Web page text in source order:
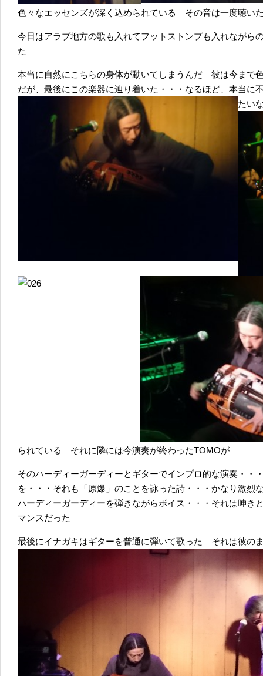
色々なエッセンズが深く込められている その音は一度聴い
今日はアラブ地方の歌も入れてフットストンプも入れなが
た
本当に自然にこちらの身体が動いてしまうんだ 彼は今まで
だが、最後にこの楽器に辿り着いた・・・なるほど、本当に
たい
られている それに隣には今演奏が終わったTOMOが
そのハーディーガーディーとギターでインプロ的な演奏・・
を・・・それも「原爆」のことを詠った詩・・・かなり激烈
ハーディーガーディーを弾きながらボイス・・・それは呻き
マンスだった
最後にイナガキはギターを普通に弾いて歌った それは彼の